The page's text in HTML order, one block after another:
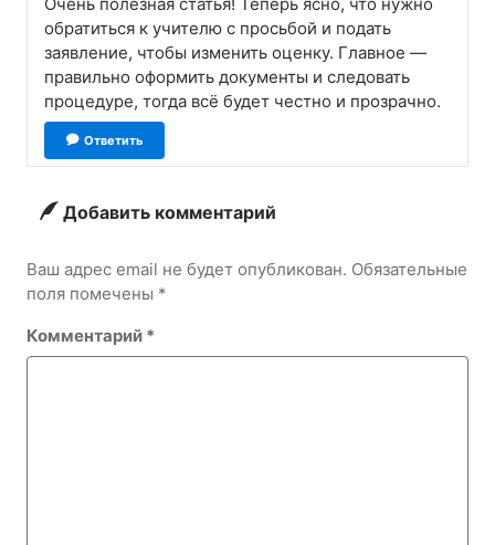
обратиться к учителю с просьбой и подать
заявление, чтобы изменить оценку. Главное —
правильно оформить документы и следовать
процедуре, тогда всё будет честно и прозрачно.
Ответить
Добавить комментарий
Ваш адрес email не будет опубликован. Обязательные
поля помечены *
Комментарий *